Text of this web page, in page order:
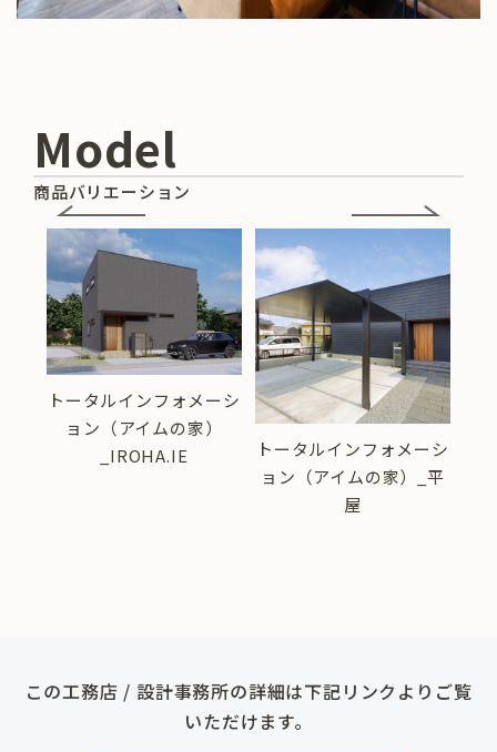
Model
商品バリエーション
トータルインフォメーシ
ョン（アイムの家）
_IROHA.IE
トータルインフォメーシ
ョン（アイムの家）_平
屋
この工務店 / 設計事務所の詳細は下記リンクよりご覧
いただけます。